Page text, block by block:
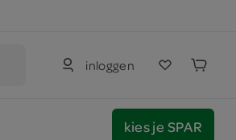
inloggen
kies je SPAR